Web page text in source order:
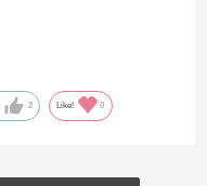
2 Like! 0